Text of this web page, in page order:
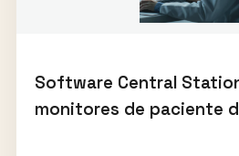
Software Central
monitores de paciente